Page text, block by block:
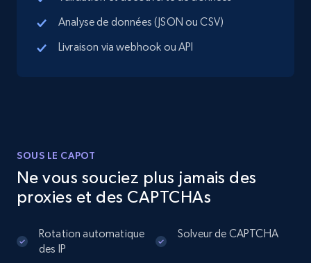
more.
13.3K+ 1.7K+ Essai gratuit
comments, Date posted, Likes, Photos, and
more.
Analyse de données (JSON ou CSV)
Livraison via webhook ou API
SOUS LE CAPOT
Ne vous souciez plus jamais des
proxies et des CAPTCHAs
Rotation automatique
des IP
Solveur de CAPTCHA